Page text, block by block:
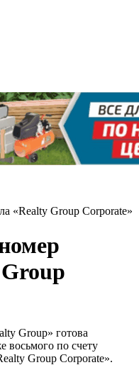
«Realty Group Corporate»
Group» готова
восьмого по счету
Group Corporate».